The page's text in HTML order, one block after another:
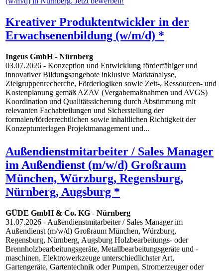
Kreativer Produktentwickler in der
Erwachsenenbildung (w/m/d) *
Ingeus GmbH- Nürnberg
03.07.2026 - Konzeption und Entwicklung förderfähiger und
innovativer Bildungsangebote inklusive Marktanalyse,
Zielgruppenrecherche, Förderlogiken sowie Zeit-, Ressourcen- und
Kostenplanung gemäß AZAV (Vergabemaßnahmen und AVGS)
Koordination und Qualitätssicherung durch Abstimmung mit
relevanten Fachabteilungen und Sicherstellung der
formalen/förderrechtlichen sowie inhaltlichen Richtigkeit der
Konzeptunterlagen Projektmanagement und...
Außendienstmitarbeiter / Sales Manager
im Außendienst (m/w/d) Großraum
München, Würzburg, Regensburg,
Nürnberg, Augsburg *
GÜDE GmbH & Co. KG - Nürnberg
31.07.2026 - Außendienstmitarbeiter / Sales Manager im
Außendienst (m/w/d) Großraum München, Würzburg,
Regensburg, Nürnberg, Augsburg Holzbearbeitungs- oder
Brennholzbearbeitungsgeräte, Metallbearbeitungsgeräte und -
maschinen, Elektrowerkzeuge unterschiedlichster Art,
Gartengeräte, Gartentechnik oder Pumpen, Stromerzeuger oder